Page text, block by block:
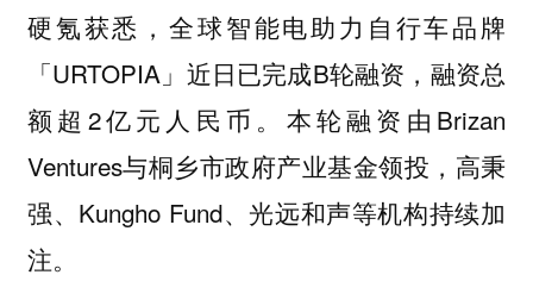
硬氪获悉，全球智能电助力自行车品牌
「URTOPIA」近日已完成B轮融资，融资总
额超2亿元人民币。本轮融资由Brizan
Ventures与桐乡市政府产业基金领投，高秉
强、Kungho Fund、光远和声等机构持续加
注。